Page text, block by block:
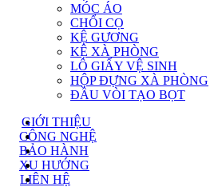
MÓC ÁO
CHỔI CỌ
KỆ GƯƠNG
KỆ XÀ PHÒNG
LÔ GIẤY VỆ SINH
HỘP ĐỰNG XÀ PHÒNG
ĐẦU VÒI TẠO BỌT
GIỚI THIỆU
CÔNG NGHỆ
BẢO HÀNH
XU HƯỚNG
LIÊN HỆ